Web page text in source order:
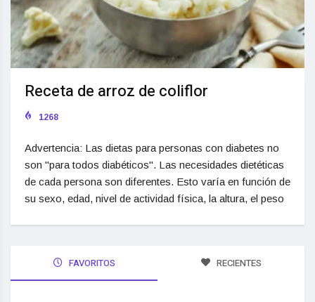
Receta de arroz de coliflor
1268
Advertencia: Las dietas para personas con diabetes no
son "para todos diabéticos". Las necesidades dietéticas
de cada persona son diferentes. Esto varía en función de
su sexo, edad, nivel de actividad física, la altura, el peso
FAVORITOS RECIENTES